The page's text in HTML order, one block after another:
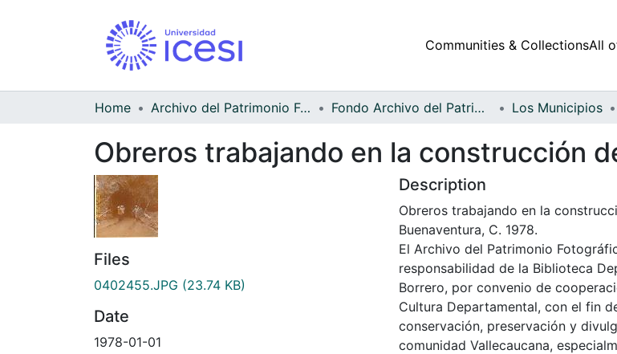
Communities & CollectionsAll
Home Archivo del Patrimonio Fotográfico y Fílmico del Valle del Cauca Fondo Archivo del Patrimonio Fotográfico y Fílmico del Valle del Cauca Los Municipios
Obreros trabajando en la construcción
Files
0402455.JPG (23.74 KB)
Date
1978-01-01
Description
Obreros trabajando en la
Buenaventura, C. 1978.
El Archivo del Patrimonio
responsabilidad de la Biblioteca
Borrero, por convenio de
Cultura Departamental, con el fin
conservación, preservación y
comunidad Vallecaucana,